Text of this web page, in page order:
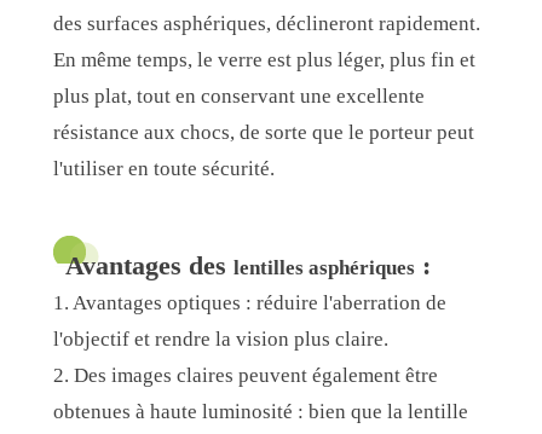
des surfaces asphériques, déclineront rapidement.
En même temps, le verre est plus léger, plus fin et
plus plat, tout en conservant une excellente
résistance aux chocs, de sorte que le porteur peut
l'utiliser en toute sécurité.
Avantages deslentilles asphériques :
1. Avantages optiques : réduire l'aberration de
l'objectif et rendre la vision plus claire.
2. Des images claires peuvent également être
obtenues à haute luminosité : bien que la lentille